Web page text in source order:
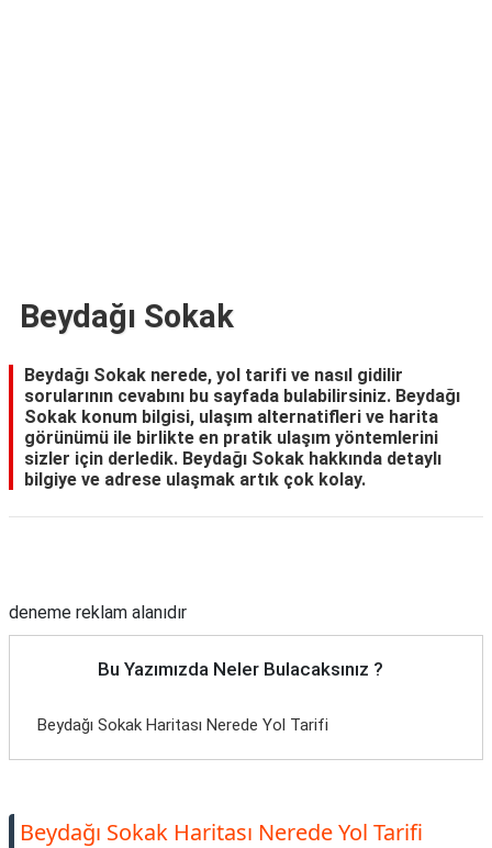
Beydağı Sokak
Beydağı Sokak nerede, yol tarifi ve nasıl gidilir
sorularının cevabını bu sayfada bulabilirsiniz. Beydağı
Sokak konum bilgisi, ulaşım alternatifleri ve harita
görünümü ile birlikte en pratik ulaşım yöntemlerini
sizler için derledik. Beydağı Sokak hakkında detaylı
bilgiye ve adrese ulaşmak artık çok kolay.
deneme reklam alanıdır
Bu Yazımızda Neler Bulacaksınız ?
Beydağı Sokak Haritası Nerede Yol Tarifi
Beydağı Sokak Haritası Nerede Yol Tarifi